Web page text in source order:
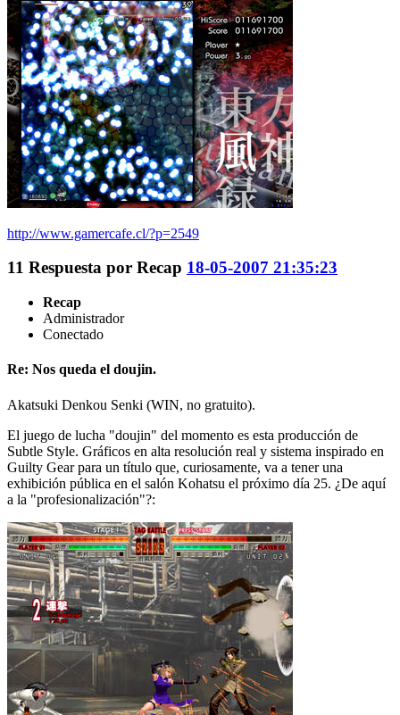
http://www.gamercafe.cl/?p=2549
11 Respuesta por Recap 18-05-2007 21:35:23
Recap
Administrador
Conectado
Re: Nos queda el doujin.
Akatsuki Denkou Senki (WIN, no gratuito).
El juego de lucha "doujin" del momento es esta producción de
Subtle Style. Gráficos en alta resolución real y sistema inspirado en
Guilty Gear para un título que, curiosamente, va a tener una
exhibición pública en el salón Kohatsu el próximo día 25. ¿De aquí
a la "profesionalización"?: